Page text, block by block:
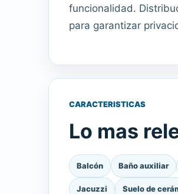
funcionalidad.
para garantizar
CARACTERISTICAS
Lo mas
Balcón Baño auxiliar
Jacuzzi Suelo de